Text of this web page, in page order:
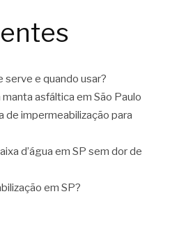
serve e quando usar?
asfáltica em São Paulo
de impermeabilização para
d’água em SP sem dor de
em SP?